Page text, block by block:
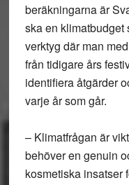
beräkningarna är
ska en klimatbudget
verktyg där man
från tidigare års
identifiera åtgärder
varje år som går.
– Klimatfrågan är
behöver en genuin
kosmetiska insatser